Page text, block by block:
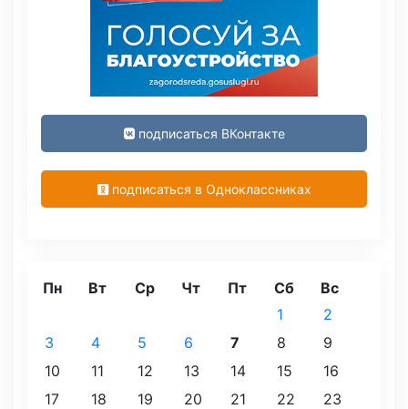
подписаться ВКонтакте
подписаться в Одноклассниках
Пн Вт Ср Чт Пт Сб Вс
1
2
3
4 5 6 7 8
9
10
11 12 13 14 15
16
17
18 19 20 21 22
23